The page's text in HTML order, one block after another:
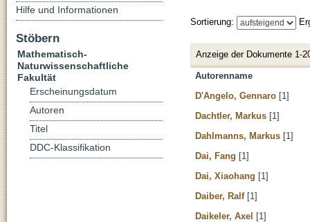
Sortierung:
Anzeige der Dokumente 1-
Autorenname
D'Angelo, Gennaro [1]
Dachtler, Markus [1]
Dahlmanns, Markus [1]
Dai, Fang [1]
Dai, Xiaohang [1]
Daiber, Ralf[1]
Daikeler, Axel [1]
Hilfe und Informationen
Stöbern
Mathematisch-
Naturwissenschaftliche
Fakultät
Erscheinungsdatum
Autoren
Titel
DDC-Klassifikation